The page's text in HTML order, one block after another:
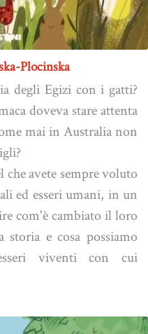
Plocinska
degli Egizi con i gatti?
doveva stare attenta
mai in Australia non
avete sempre voluto
ed esseri umani, in un
com'è cambiato il loro
storia e cosa possiamo
viventi con cui